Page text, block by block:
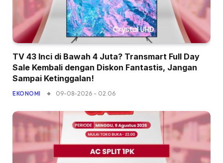
TV 43 Inci di Bawah 4 Juta? Transmart Full Day
Sale Kembali dengan Diskon Fantastis, Jangan
Sampai Ketinggalan!
EKONOMI 09-08-2026 - 02.06